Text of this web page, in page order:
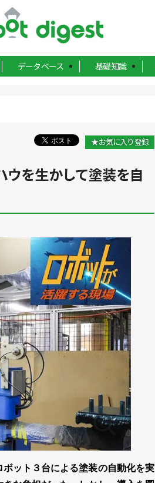
データベース 基礎知識
★お気に入り登録
を生かして塗装を自
ット３台による塗装の自動化を実